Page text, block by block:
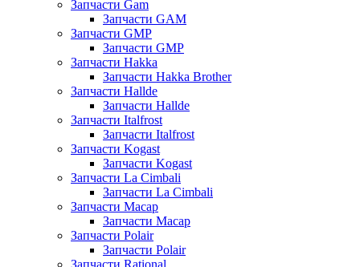
Запчасти Gam
Запчасти GAM
Запчасти GMP
Запчасти GMP
Запчасти Hakka
Запчасти Hakka Brother
Запчасти Hallde
Запчасти Hallde
Запчасти Italfrost
Запчасти Italfrost
Запчасти Kogast
Запчасти Kogast
Запчасти La Cimbali
Запчасти La Cimbali
Запчасти Macap
Запчасти Macap
Запчасти Polair
Запчасти Polair
Запчасти Rational